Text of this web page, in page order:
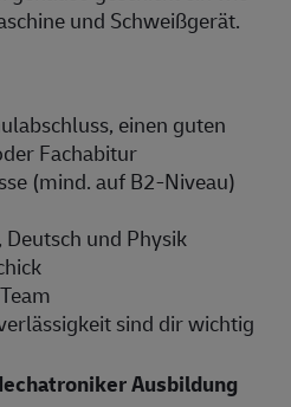
und Schweißgerät.
einen guten
Fachabitur
(mind. auf B2-Niveau)
und Physik
sind dir wichtig
Ausbildung